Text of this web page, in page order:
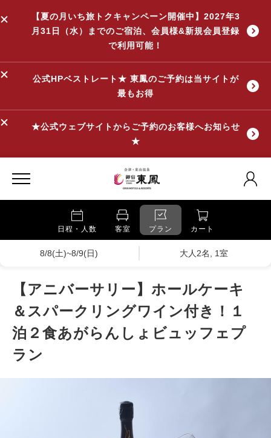
【夏の月いち旅トクキャンペーン開催中】2027年3
月31日（水）までのご宿泊、会員様&新規会員登録
で利用可能！
公式HPベストレート★ 東鳳のご予約は当サイトが
最もお得
★公式ウェブサイトからご予約のお客様へお知らせ
★
日程・人数 客室 プラン カート
8/8(土)~8/9(日) 大人2名, 1室
【アニバーサリー】ホールケーキ
＆スパークリングワイン付き！１
泊２食あがらんしょビュッフェプ
ラン